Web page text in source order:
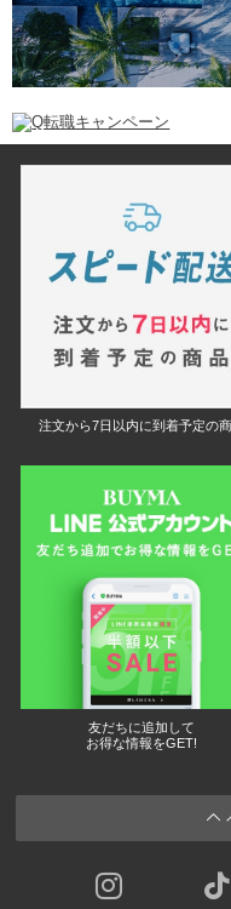
注文から7日以内に到着予定の
友だちに追加して
お得な情報をGET!